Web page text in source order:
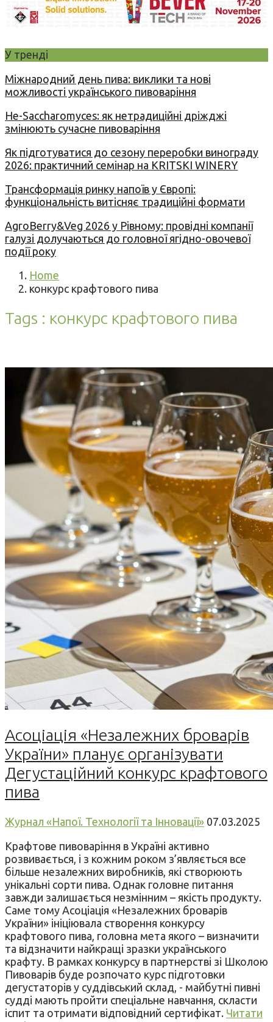
У тренді
Міжнародний день пива: виклики та нові
можливості українського пивоваріння
Не-Saccharomyces: як нетрадиційні дріжджі
змінюють сучасне пивоваріння
Як підготуватися до сезону переробки винограду
2026: практичний семінар на KRITSKI WINERY
Трансформація ринку напоїв у Європі:
функціональність витісняє традиційні формати
AgroBerry&Veg 2026 у Рівному: провідні компанії
галузі долучаються до головної ягідно-овочевої
події року
Home
конкурс крафтового пива
Tags : конкурс крафтового пива
Асоціація «Незалежних броварів
України» планує організувати
Дегустаційний конкурс крафтового
пива
Журнал «Напої. Технології та Інновації» 07.03.2025
Крафтове пивоваріння в Україні активно
розвивається, і з кожним роком з’являється все
більше незалежних виробників, які створюють
унікальні сорти пива. Однак головне питання
завжди залишається незмінним – якість продукту.
Саме тому Асоціація «Незалежних броварів
України» ініціювала створення конкурсу
крафтового пива, головна мета якого – визначити
та відзначити найкращі зразки українського
крафту. В рамках конкурсу в партнерстві зі Школою
Пивоварів буде розпочато курс підготовки
дегустаторів у суддівський склад, - майбутні пивні
судді мають пройти спеціальне навчання, скласти
іспит та отримати відповідний сертифікат. Читати